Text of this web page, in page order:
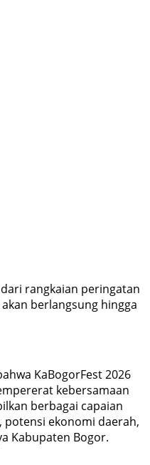
rangkaian peringatan
akan berlangsung hingga
KaBogorFest 2026
kebersamaan
berbagai capaian
potensi ekonomi daerah,
Kabupaten Bogor.